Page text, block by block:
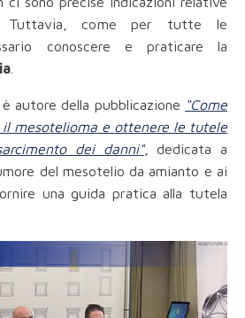
Tuttavia, come per tutte le
conoscere e praticare la
autore della pubblicazione "Come
il mesotelioma e ottenere le tutele
dei danni", dedicata a
del mesotelio da amianto e ai
una guida pratica alla tutela